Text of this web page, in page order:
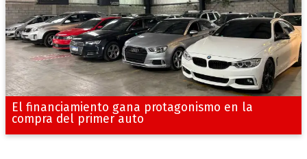
El financiamiento gana protagonismo en la
compra del primer auto